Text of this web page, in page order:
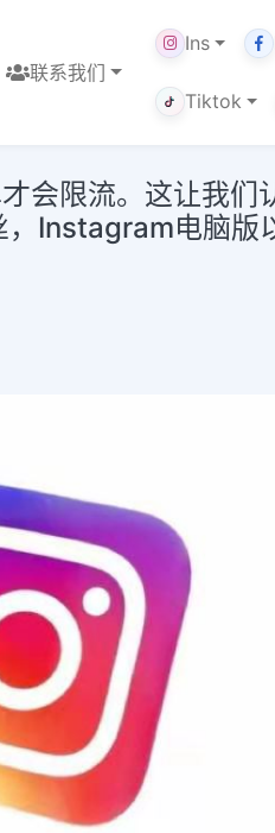
联系我们
Ins
Tiktok
会限流。这让我们
Instagram电脑版